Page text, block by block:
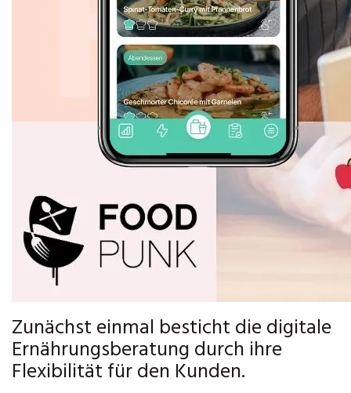
Zunächst einmal besticht die digitale
Ernährungsberatung durch ihre
Flexibilität für den Kunden.